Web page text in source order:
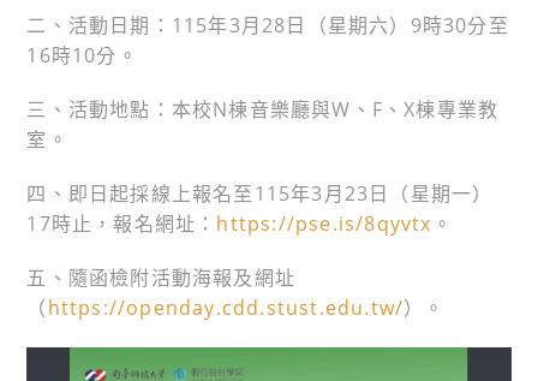
二、活動日期：115年3月28日（星期六）9時30分至
16時10分。
三、活動地點：本校N棟音樂廳與W、F、X棟專業教
室。
四、即日起採線上報名至115年3月23日（星期一）
17時止，報名網址： https://pse.is/8qyvtx 。
五、隨函檢附活動海報及網址
（https://openday.cdd.stust.edu.tw/）。